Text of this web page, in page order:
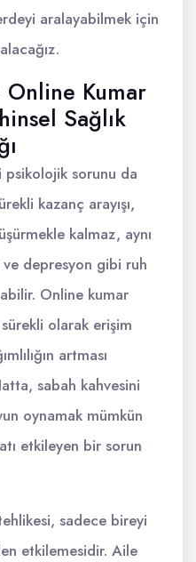
aralayabilmek için
Kumar
Sağlık
psikolojik sorunu da
kazanç arayışı,
kalmaz, aynı
depresyon gibi ruh
Online kumar
olarak erişim
artması
sabah kahvesini
oynamak mümkün
etkileyen bir sorun
tehlikesi, sadece bireyi
etkilemesidir. Aile